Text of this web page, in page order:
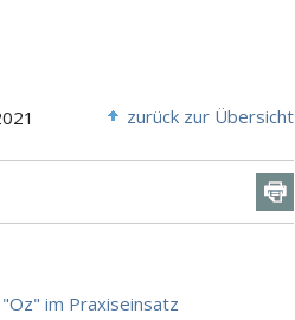
zurück zur Übersicht
im Praxiseinsatz